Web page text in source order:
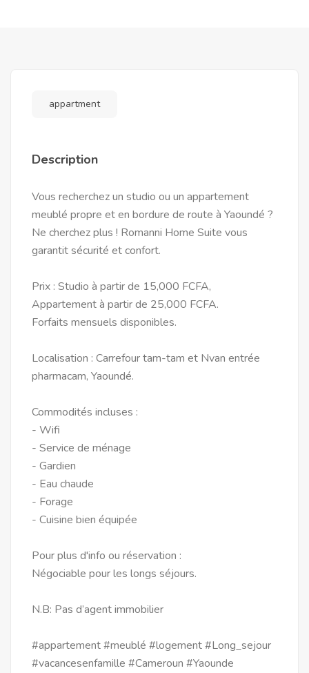
appartment
Description
Vous recherchez un studio ou un appartement
meublé propre et en bordure de route à Yaoundé ?
Ne cherchez plus ! Romanni Home Suite vous
garantit sécurité et confort.
Prix : Studio à partir de 15,000 FCFA,
Appartement à partir de 25,000 FCFA.
Forfaits mensuels disponibles.
Localisation : Carrefour tam-tam et Nvan entrée
pharmacam, Yaoundé.
Commodités incluses :
- Wifi
- Service de ménage
- Gardien
- Eau chaude
- Forage
- Cuisine bien équipée
Pour plus d'info ou réservation :
Négociable pour les longs séjours.
N.B: Pas d’agent immobilier
#appartement #meublé #logement #Long_sejour
#vacancesenfamille #Cameroun #Yaounde